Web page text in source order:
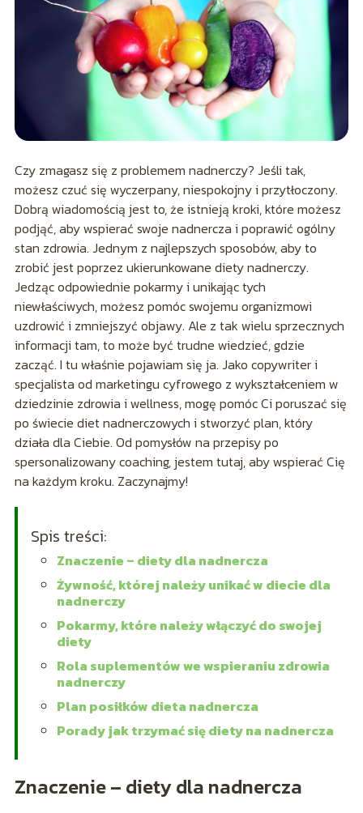
Czy zmagasz się z problemem nadnerczy? Jeśli tak,
możesz czuć się wyczerpany, niespokojny i przytłoczony.
Dobrą wiadomością jest to, że istnieją kroki, które możesz
podjąć, aby wspierać swoje nadnercza i poprawić ogólny
stan zdrowia. Jednym z najlepszych sposobów, aby to
zrobić jest poprzez ukierunkowane diety nadnerczy.
Jedząc odpowiednie pokarmy i unikając tych
niewłaściwych, możesz pomóc swojemu organizmowi
uzdrowić i zmniejszyć objawy. Ale z tak wielu sprzecznych
informacji tam, to może być trudne wiedzieć, gdzie
zacząć. I tu właśnie pojawiam się ja. Jako copywriter i
specjalista od marketingu cyfrowego z wykształceniem w
dziedzinie zdrowia i wellness, mogę pomóc Ci poruszać się
po świecie diet nadnerczowych i stworzyć plan, który
działa dla Ciebie. Od pomysłów na przepisy po
spersonalizowany coaching, jestem tutaj, aby wspierać Cię
na każdym kroku. Zaczynajmy!
Spis treści:
Znaczenie – diety dla nadnercza
Żywność, której należy unikać w diecie dla
nadnerczy
Pokarmy, które należy włączyć do swojej
diety
Rola suplementów we wspieraniu zdrowia
nadnerczy
Plan posiłków dieta nadnercza
Porady jak trzymać się diety na nadnercza
Znaczenie – diety dla nadnercza